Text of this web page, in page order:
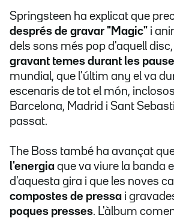
Springsteen ha explicat que
després de gravar "Magic" i
dels sons més pop d'aquell
gravant temes durant les
mundial, que l'últim any el va
escenaris de tot el món,
Barcelona, Madrid i Sant
passat.
The Boss també ha avançat
l'energia que va viure la banda
d'aquesta gira i que les noves
compostes de pressa i
poques presses. L'àlbum